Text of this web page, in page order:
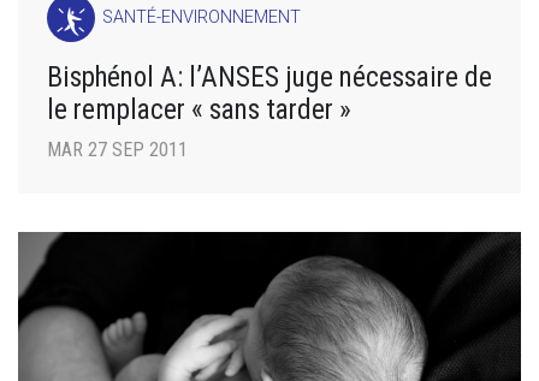
SANTÉ-ENVIRONNEMENT
Bisphénol A: l’ANSES juge nécessaire de
le remplacer « sans tarder »
MAR 27 SEP 2011